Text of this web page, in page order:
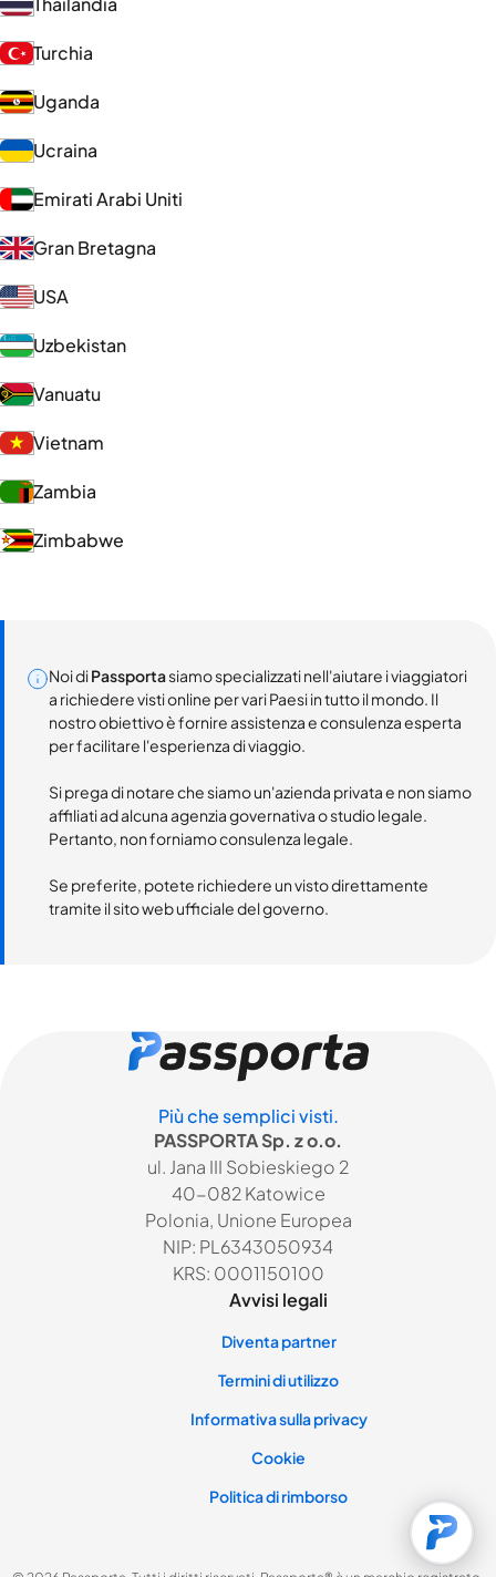
Turchia
Uganda
Ucraina
Emirati Arabi Uniti
Gran Bretagna
USA
Uzbekistan
Vanuatu
Vietnam
Zambia
Zimbabwe
Noi diPassportasiamo specializzati nell'aiutare i viaggiatori
a richiedere visti online per vari Paesi in tutto il mondo. Il
nostro obiettivo è fornire assistenza e consulenza esperta
per facilitare l'esperienza di viaggio.
Si prega di notare che siamo un'azienda privata e non siamo
affiliati ad alcuna agenzia governativa o studio legale.
Pertanto, non forniamo consulenza legale.
Se preferite, potete richiedere un visto direttamente
tramite il sito web ufficiale del governo.
Più che semplici visti.
PASSPORTA Sp. z o.o.
ul. Jana III Sobieskiego 2
40-082 Katowice
Polonia, Unione Europea
NIP: PL6343050934
KRS: 0001150100
Avvisi legali
Diventa partner
Termini di utilizzo
Informativa sulla privacy
Cookie
Politica di rimborso